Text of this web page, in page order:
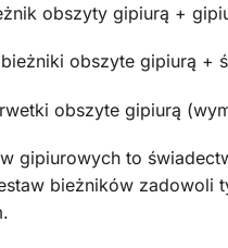
obszyty gipiurą +
obszyte gipiurą
obszyte gipiurą
gipiurowych to
bieżników zadowoli